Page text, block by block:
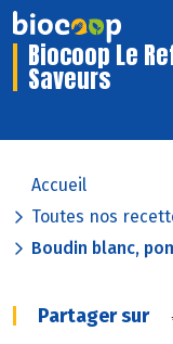
Biocoop Le
Saveurs
Accueil
Toutes nos
Boudin blanc,
Partager sur